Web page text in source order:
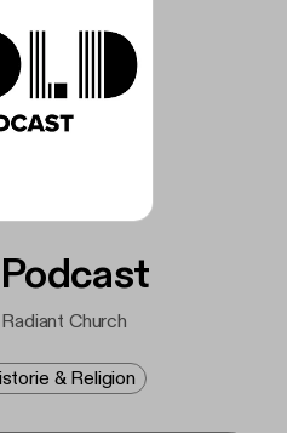
Church
& Religion